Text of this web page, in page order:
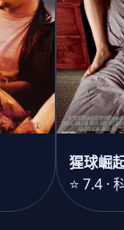
猩球崛
⭐ 7.4 ·